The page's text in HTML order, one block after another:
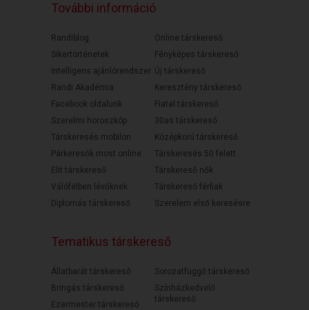
További információ
Randiblog
Sikertörténetek
Intelligens ajánlórendszer
Randi Akadémia
Facebook oldalunk
Szerelmi horoszkóp
Társkeresés mobilon
Párkeresők most online
Elit társkereső
Válófélben lévőknek
Diplomás társkereső
Online társkereső
Fényképes társkereső
Új társkereső
Keresztény társkereső
Fiatal társkereső
30as társkereső
Középkorú társkereső
Társkeresés 50 felett
Társkereső nők
Társkereső férfiak
Szerelem első keresésre
Tematikus társkereső
Állatbarát társkereső
Bringás társkereső
Ezermester társkereső
Sorozatfüggő társkereső
Színházkedvelő
társkereső